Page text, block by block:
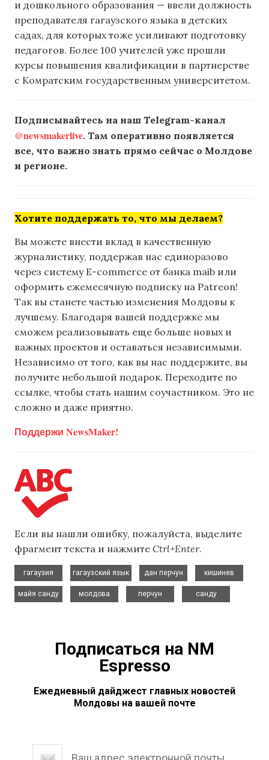
и дошкольного образования — ввели должность
преподавателя гагаузского языка в детских
садах, для которых тоже усиливают подготовку
педагогов. Более 100 учителей уже прошли
курсы повышения квалификации в партнерстве
с Комратским государственным университетом.
Подписывайтесь на наш Telegram-канал
@newsmakerlive. Там оперативно появляется
все, что важно знать прямо сейчас о Молдове
и регионе.
Хотите поддержать то, что мы делаем?
Вы можете внести вклад в качественную
журналистику, поддержав нас единоразово
через систему E-commerce от банка maib или
оформить ежемесячную подписку на Patreon!
Так вы станете частью изменения Молдовы к
лучшему. Благодаря вашей поддержке мы
сможем реализовывать еще больше новых и
важных проектов и оставаться независимыми.
Независимо от того, как вы нас поддержите, вы
получите небольшой подарок. Переходите по
ссылке, чтобы стать нашим соучастником. Это не
сложно и даже приятно.
Поддержи NewsMaker!
Если вы нашли ошибку, пожалуйста, выделите
фрагмент текста и нажмите Ctrl+Enter.
гагаузия
гагаузский язык
дан перчун
кишинев
майя санду
молдова
перчун
санду
Подписаться на NM
Espresso
Ежедневный дайджест главных новостей
Молдовы на вашей почте